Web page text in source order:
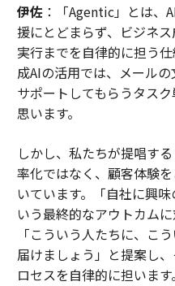
伊佐：「Agentic」とは、
援にとどまらず、ビジネ
実行までを自律的に担う
成AIの活用では、メール
サポートしてもらうタス
思います。
しかし、私たちが提唱す
率化ではなく、顧客体験
いています。「自社に興
いう最終的なアウトカム
「こういう人たちに、こ
届けましょう」と提案し
ロセスを自律的に担います。